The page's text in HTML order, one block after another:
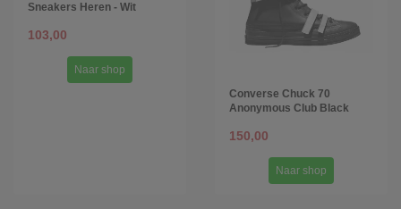
Sneakers Heren - Wit
103,00
Naar shop
Converse Chuck 70
Anonymous Club Black
150,00
Naar shop